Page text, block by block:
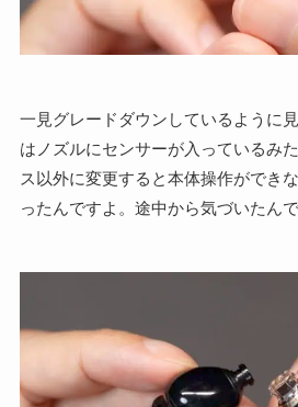
一見グレードダウンしているように
はノズルにセンサーが入っているみ
ス以外に変更すると本体操作ができ
ったんですよ。途中から気づいたんで